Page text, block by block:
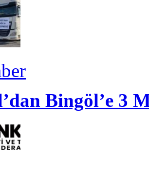
Bingöl’e 3